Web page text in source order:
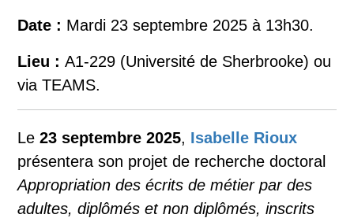
Date : Mardi 23 septembre 2025 à 13h30.
Lieu : A1-229 (Université de Sherbrooke) ou
via TEAMS.
Le 23 septembre 2025, Isabelle Rioux
présentera son projet de recherche doctoral
Appropriation des écrits de métier par des
adultes, diplômés et non diplômés, inscrits